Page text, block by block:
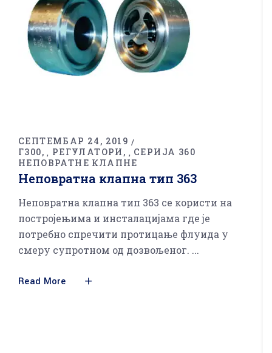
СЕПТЕМБАР 24, 2019
Г300
РЕГУЛАТОРИ
СЕРИЈА 360
НЕПОВРАТНЕ КЛАПНЕ
Неповратна клапна тип 363
Неповратна клапна тип 363 се користи на
постројењима и инсталацијама где је
потребно спречити протицање флуида у
смеру супротном од дозвољеног.
Read More